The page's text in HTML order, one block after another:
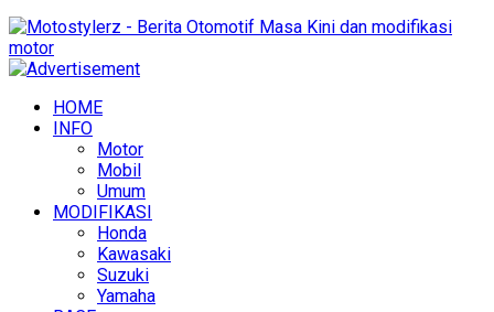
HOME
INFO
Motor
Mobil
Umum
MODIFIKASI
Honda
Kawasaki
Suzuki
Yamaha